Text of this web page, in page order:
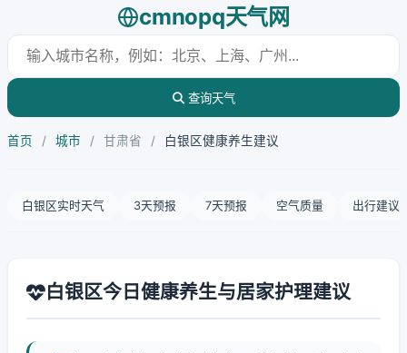
cmnopq天气网
查询天气
首页 / 城市 / 甘肃省 / 白银区健康养生建议
白银区实时天气 3天预报 7天预报 空气质量 出行建议
白银区今日健康养生与居家护理建议